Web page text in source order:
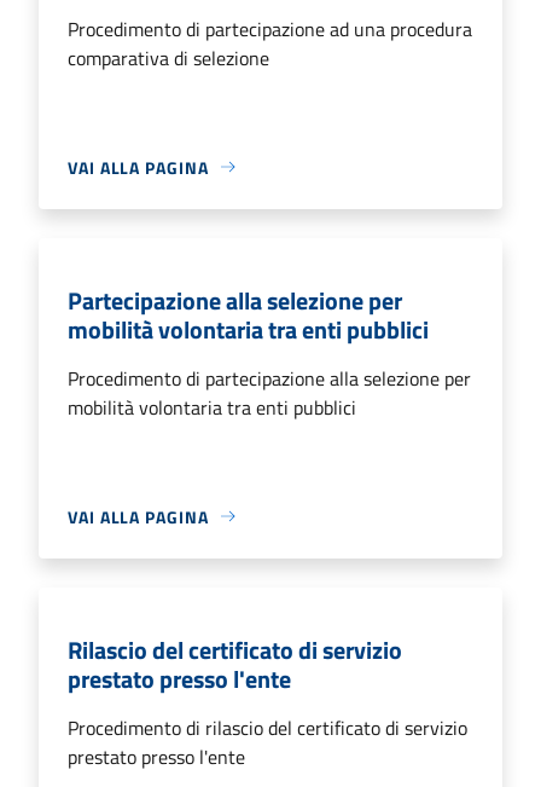
Procedimento di partecipazione ad una procedura
comparativa di selezione
VAI ALLA PAGINA
Partecipazione alla selezione per
mobilità volontaria tra enti pubblici
Procedimento di partecipazione alla selezione per
mobilità volontaria tra enti pubblici
VAI ALLA PAGINA
Rilascio del certificato di servizio
prestato presso l'ente
Procedimento di rilascio del certificato di servizio
prestato presso l'ente